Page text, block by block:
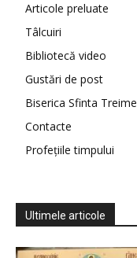
Articole preluate
Tâlcuiri
Bibliotecă video
Gustări de post
Biserica Sfinta Treime
Contacte
Profețiile timpului
Ultimele articole